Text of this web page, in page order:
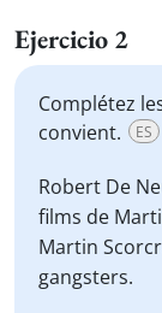
Ejercicio 2
Complétez
convient.
ES
Robert De
films de
Martin
gangsters.